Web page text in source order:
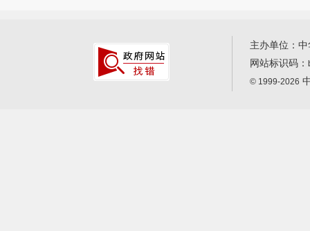
主办单位：
网站标识码：
© 1999-2026